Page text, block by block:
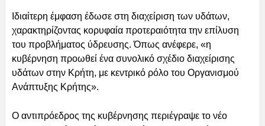
Ιδιαίτερη έμφαση έδωσε στη διαχείριση των υδάτων,
χαρακτηρίζοντας κορυφαία προτεραιότητα την επίλυση
του προβλήματος ύδρευσης. Όπως ανέφερε, «η
κυβέρνηση προωθεί ένα συνολικό σχέδιο διαχείρισης
υδάτων στην Κρήτη, με κεντρικό ρόλο του Οργανισμού
Ανάπτυξης Κρήτης».
Ο αντιπρόεδρος της κυβέρνησης περιέγραψε το νέο